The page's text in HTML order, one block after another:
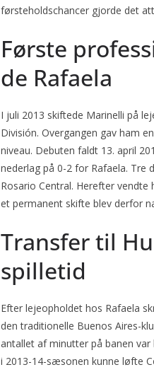
førsteholdschancer gjorde det
Første
de Rafaela
I juli 2013 skiftede Marinelli på
División. Overgangen gav ham
niveau. Debuten faldt 13. april
nederlag på 0-2 for Rafaela. Tre
Rosario Central. Herefter
et permanent skifte blev derfor
Transfer til
spilletid
Efter lejeopholdet hos Rafaela
den traditionelle Buenos Aires-
antallet af minutter på banen
i 2013-14-sæsonen kunne løfte